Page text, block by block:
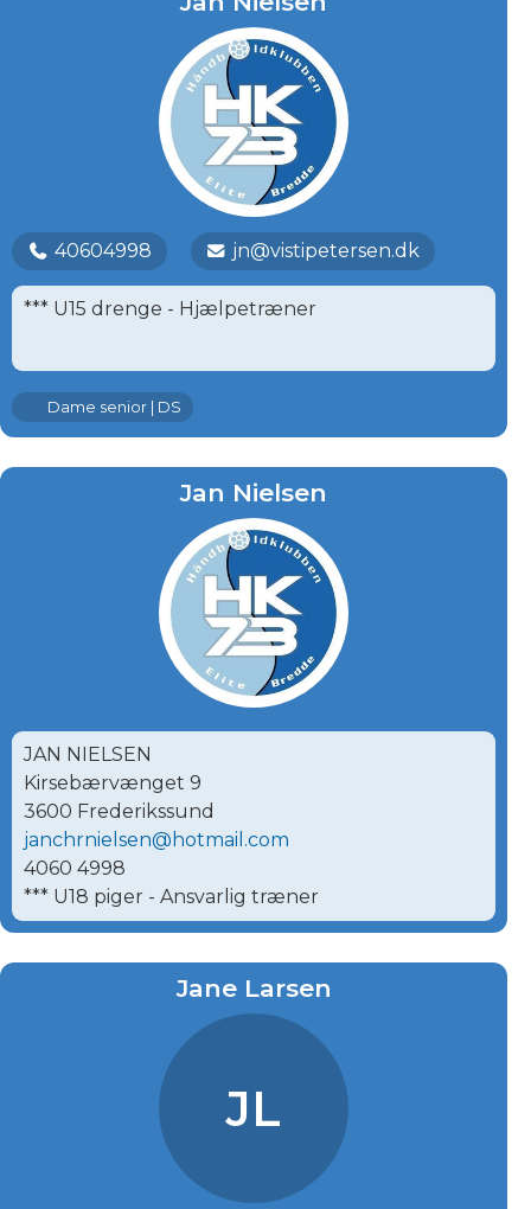
40604998 jn@vistipetersen.dk
*** U15 drenge - Hjælpetræner
Dame senior | DS
Jan Nielsen
JAN NIELSEN
Kirsebærvænget 9
3600 Frederikssund
janchrnielsen@hotmail.com
4060 4998
*** U18 piger - Ansvarlig træner
Jane Larsen
JL